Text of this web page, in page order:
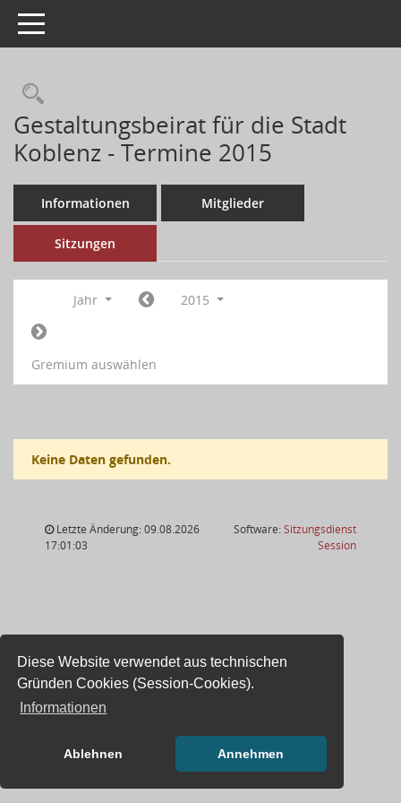
Diese Website verwendet aus technischen
Gründen Cookies (Session-Cookies).
Informationen
Ablehnen Annehmen
Toggle navigation
Gestaltungsbeirat für die Stadt
Koblenz - Termine 2015
Informationen Mitglieder
Sitzungen
Jahr 2015
Gremium auswählen
Keine Daten gefunden.
Letzte Änderung: 09.08.2026
17:01:03
Software:Sitzungsdienst
Session(Wird in